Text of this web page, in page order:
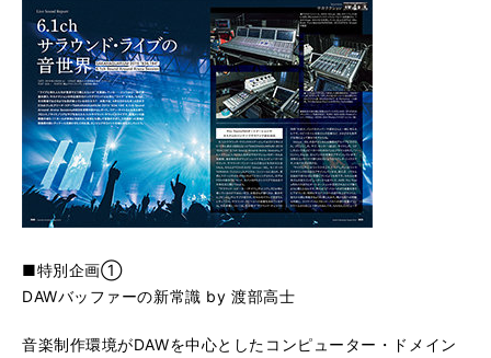
■特別企画①
DAWバッファーの新常識 by 渡部高士
音楽制作環境がDAWを中心としたコンピューター・ドメイン